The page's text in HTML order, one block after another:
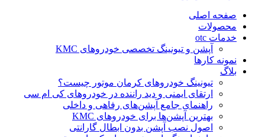
صفحه اصلی
محصولات
خدمات otc
آپشن و تیونینگ تخصصی خودروهای KMC
نمونه کارها
بلاگ
تیونینگ خودروهای کرمان موتور چیست؟
ارتقای ایمنی و دید راننده در خودروهای کی ام سی
راهنمای جامع آپشن‌های رفاهی و داخلی
بهترین آپشن‌ها برای خودروهای KMC
اصول نصب آپشن بدون ابطال گارانتی